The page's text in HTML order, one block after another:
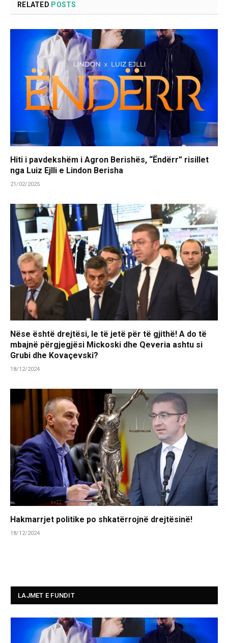
RELATED POSTS
Hiti i pavdekshëm i Agron Berishës, “Ëndërr” risillet
nga Luiz Ejlli e Lindon Berisha
21/02/2025
Nëse është drejtësi, le të jetë për të gjithë! A do të
mbajnë përgjegjësi Mickoski dhe Qeveria ashtu si
Grubi dhe Kovaçevski?
18/12/2024
Hakmarrjet politike po shkatërrojnë drejtësinë!
18/12/2024
LAJMET E FUNDIT